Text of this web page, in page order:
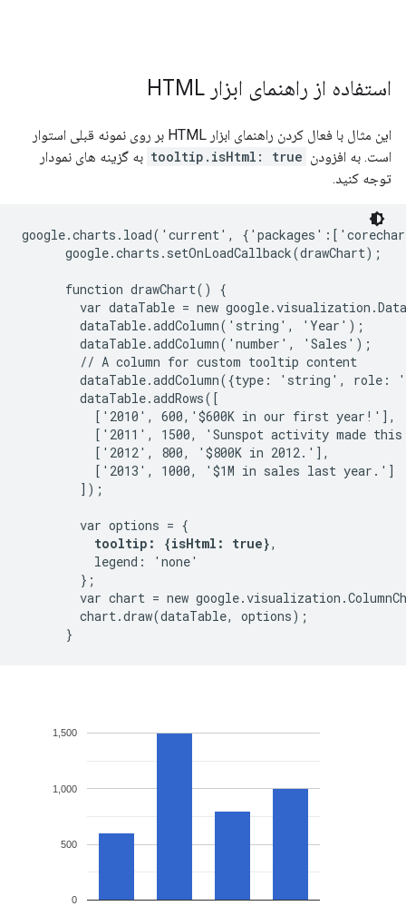
استفاده از راهنمای ابزار HTML
این مثال با فعال کردن راهنمای ابزار HTML بر روی نمونه قبلی استوار
است. به افزودن tooltip.isHtml: true به گزینه های نمودار
توجه کنید.
google.charts.load('current',
      google.charts.setOnLoadCallback(drawChart);
      function drawChart() {
var dataTable = new
        dataTable.addColumn('string', 'Year');
        dataTable.addColumn('number', 'Sales');
        // A column for custom tooltip content
dataTable.addColumn({type: 'string', role:
        dataTable.addRows([
          ['2010', 600,'$600K in our first year!'],
['2011', 1500, 'Sunspot activity made
          ['2012', 800, '$800K in 2012.'],
          ['2013', 1000, '$1M in sales last year.']
        ]);
        var options = {
tooltip: {isHtml: true},
          legend: 'none'
        };
var chart = new
        chart.draw(dataTable, options);